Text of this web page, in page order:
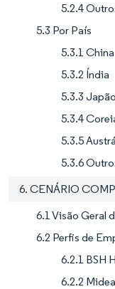
5.2.4
5.3 Por País
5.3.1 China
5.3.2 Índia
5.3.3 Japão
5.3.4
5.3.5
5.3.6
6. CENÁRIO
6.1 Visão Geral
6.2 Perfis de
6.2.1 BSH
6.2.2